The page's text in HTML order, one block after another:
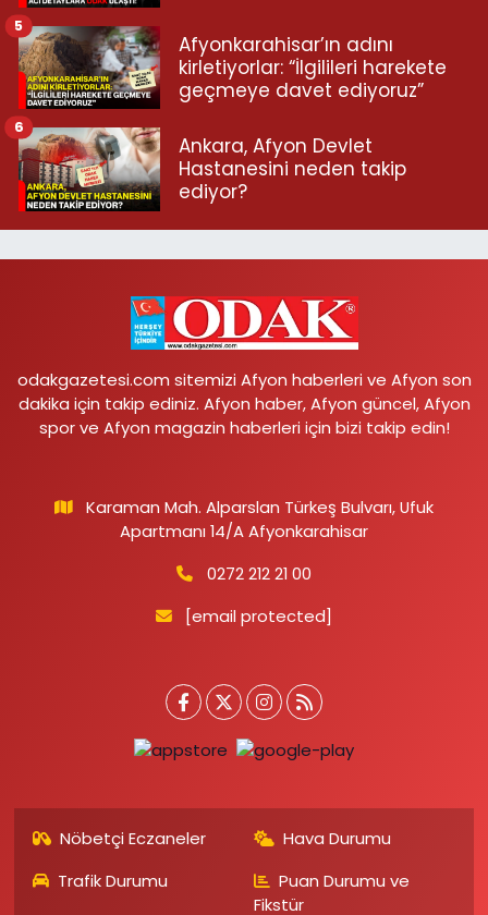
Afyonkarahisar’ın adını
kirletiyorlar: “İlgilileri harekete
geçmeye davet ediyoruz”
5
Ankara, Afyon Devlet
Hastanesini neden takip
ediyor?
6
odakgazetesi.com sitemizi Afyon haberleri ve Afyon son
dakika için takip ediniz. Afyon haber, Afyon güncel, Afyon
spor ve Afyon magazin haberleri için bizi takip edin!
Karaman Mah. Alparslan Türkeş Bulvarı, Ufuk
Apartmanı 14/A Afyonkarahisar
0272 212 21 00
[email protected]
Nöbetçi Eczaneler
Hava Durumu
Trafik Durumu
Puan Durumu ve
Fikstür